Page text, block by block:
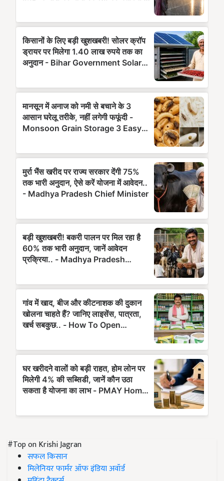
#Top on Krishi Jagran
सफल किसान
मिलेनियर फार्मर ऑफ इंडिया अवॉर्ड